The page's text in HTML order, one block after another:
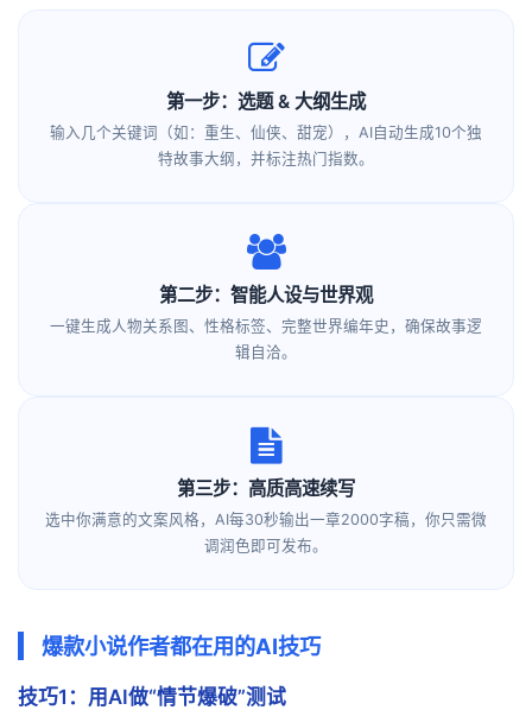
第一步：选题 & 大纲生成
输入几个关键词（如：重生、仙侠、甜宠），AI自动生成10个独
特故事大纲，并标注热门指数。
第二步：智能人设与世界观
一键生成人物关系图、性格标签、完整世界编年史，确保故事逻
辑自洽。
第三步：高质高速续写
选中你满意的文案风格，AI每30秒输出一章2000字稿，你只需微
调润色即可发布。
爆款小说作者都在用的AI技巧
技巧1：用AI做“情节爆破”测试